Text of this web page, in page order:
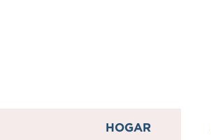
HOGAR